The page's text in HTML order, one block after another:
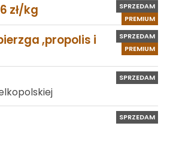
PREMIUM
SPRZEDAM
zł/kg
PREMIUM
SPRZEDAM
,propolis i
SPRZEDAM
SPRZEDAM